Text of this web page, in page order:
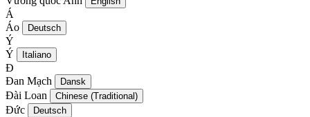
Á
Áo
Deutsch
Ý
Ý
Italiano
Đ
Đan Mạch
Dansk
Đài Loan Chinese (Traditional)
Đức Deutsch